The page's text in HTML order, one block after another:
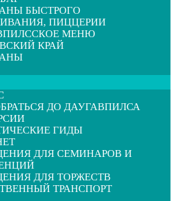
БЫСТРОГО
ПИЦЦЕРИИ
МЕНЮ
КРАЙ
ДО ДАУГАВПИЛСА
ГИДЫ
ДЛЯ СЕМИНАРОВ И
ДЛЯ ТОРЖЕСТВ
ТРАНСПОРТ